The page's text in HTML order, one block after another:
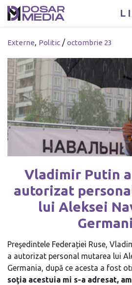
Externe, Politic /octombrie 23
Vladimir Putin
autorizat
lui Aleksei
Preşedintele Federației Ruse,
a autorizat personal mutarea lui
Germania, după ce acesta a fost
soţia acestuia mi s-a adresat,